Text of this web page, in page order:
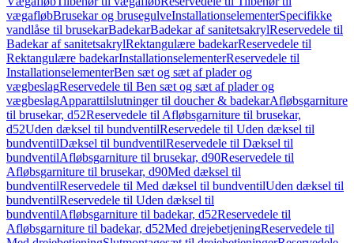
vægafløbBrusekar og brusegulveInstallationselementerSpecifikke
vandlåse til brusekarBadekarBadekar af sanitetsakrylReservedele til
Badekar af sanitetsakrylRektangulære badekarReservedele til
Rektangulære badekarInstallationselementerReservedele til
InstallationselementerBen sæt og sæt af plader og
vægbeslagReservedele til Ben sæt og sæt af plader og
vægbeslagApparattilslutninger til doucher & badekarAfløbsgarniture
til brusekar, d52Reservedele til Afløbsgarniture til brusekar,
d52Uden dæksel til bundventilReservedele til Uden dæksel til
bundventilDæksel til bundventilReservedele til Dæksel til
bundventilAfløbsgarniture til brusekar, d90Reservedele til
Afløbsgarniture til brusekar, d90Med dæksel til
bundventilReservedele til Med dæksel til bundventilUden dæksel til
bundventilReservedele til Uden dæksel til
bundventilAfløbsgarniture til badekar, d52Reservedele til
Afløbsgarniture til badekar, d52Med drejebetjeningReservedele til